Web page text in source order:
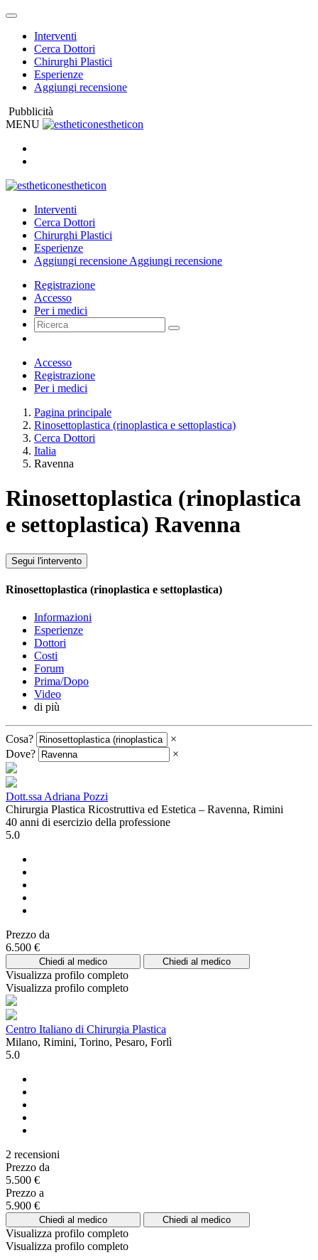
Interventi
Cerca Dottori
Chirurghi Plastici
Esperienze
Aggiungi recensione
Pubblicità
MENU
estheticon
estheticon
Interventi
Cerca Dottori
Chirurghi Plastici
Esperienze
Aggiungi recensione Aggiungi recensione
Registrazione
Accesso
Per i medici
Accesso
Registrazione
Per i medici
Pagina principale
Rinosettoplastica (rinoplastica e settoplastica)
Cerca Dottori
Italia
Ravenna
Rinosettoplastica (rinoplastica
e settoplastica) Ravenna
Segui l'intervento
Rinosettoplastica (rinoplastica e settoplastica)
Informazioni
Esperienze
Dottori
Costi
Forum
Prima/Dopo
Video
di più
Cosa?
×
Dove?
×
Dott.ssa Adriana Pozzi
Chirurgia Plastica Ricostruttiva ed Estetica – Ravenna, Rimini
40 anni di esercizio della professione
5.0
Prezzo da
6.500 €
Chiedi al medico Chiedi al medico
Visualizza profilo completo
Visualizza profilo completo
Centro Italiano di Chirurgia Plastica
Milano, Rimini, Torino, Pesaro, Forlì
5.0
2 recensioni
Prezzo da
5.500 €
Prezzo a
5.900 €
Chiedi al medico Chiedi al medico
Visualizza profilo completo
Visualizza profilo completo